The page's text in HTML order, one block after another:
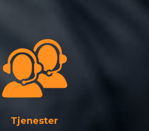
Tjenester